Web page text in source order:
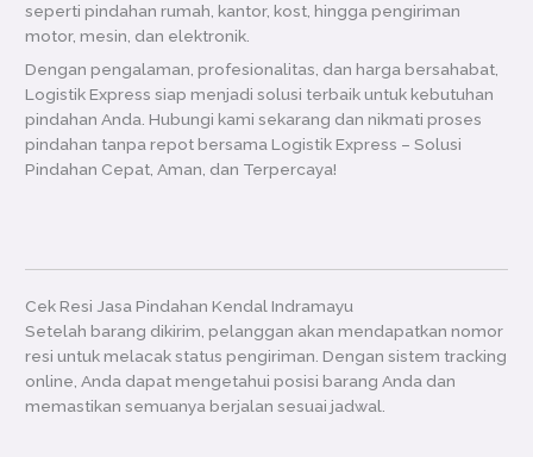
seperti pindahan rumah, kantor, kost, hingga pengiriman
motor, mesin, dan elektronik.
Dengan pengalaman, profesionalitas, dan harga bersahabat,
Logistik Express siap menjadi solusi terbaik untuk kebutuhan
pindahan Anda. Hubungi kami sekarang dan nikmati proses
pindahan tanpa repot bersama Logistik Express – Solusi
Pindahan Cepat, Aman, dan Terpercaya!
Cek Resi Jasa Pindahan Kendal Indramayu
Setelah barang dikirim, pelanggan akan mendapatkan nomor
resi untuk melacak status pengiriman. Dengan sistem tracking
online, Anda dapat mengetahui posisi barang Anda dan
memastikan semuanya berjalan sesuai jadwal.